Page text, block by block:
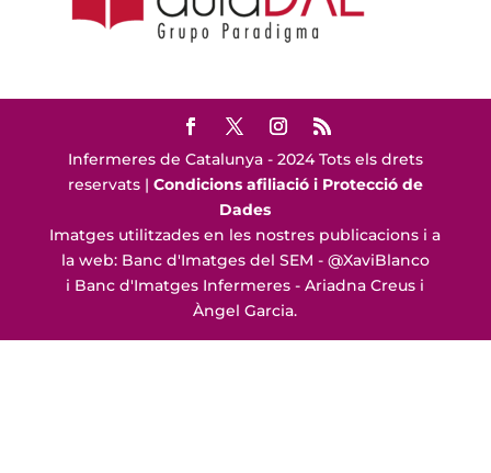
Infermeres de Catalunya - 2024 Tots els drets
reservats | Condicions afiliació i Protecció de
Dades
Imatges utilitzades en les nostres publicacions i a
la web: Banc d'Imatges del SEM - @XaviBlanco
i Banc d'Imatges Infermeres - Ariadna Creus i
Àngel Garcia.